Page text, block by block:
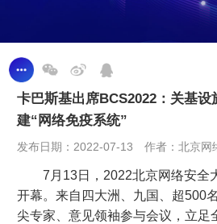
卡巴斯基出席BCS2022：关基
建“网络免疫系统”
发布日期：2022-07-13 作者：北京网
7月13日，2022北京网络安全
开幕。来自四大洲、九国、超500
尖专家、意见领袖参与会议，立足